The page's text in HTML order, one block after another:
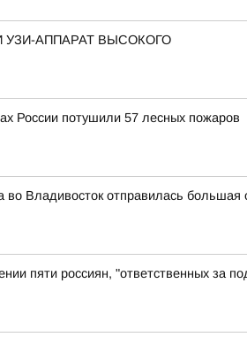
АППАРАТ ВЫСОКОГО
России потушили 57 лесных пожаров
во Владивосток отправилась большая
пяти россиян, "ответственных за